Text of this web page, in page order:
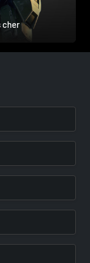
cher